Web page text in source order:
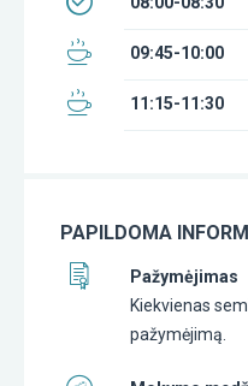
09:45-10:00
11:15-11:30
PAPILDOMA
Pažymėjimas
Kiekvienas
pažymėjimą.